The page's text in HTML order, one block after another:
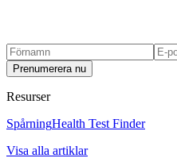
Prenumerera nu
Resurser
SpårningHealth Test Finder
Visa alla artiklar